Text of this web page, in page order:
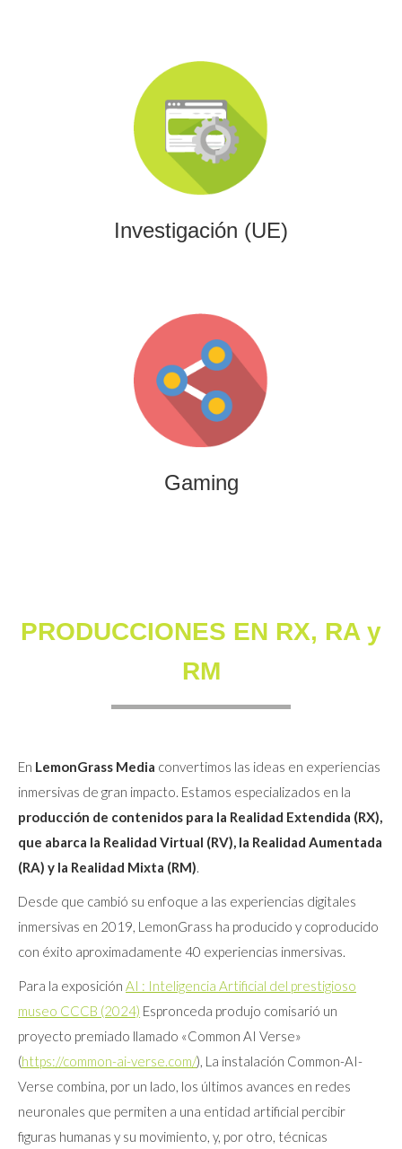
Investigación (UE)
Investigación (UE)
Impulsamos proyectos de I+D+i alineados con programas
europeos, conectando innovación tecnológica con
financiación estratégica.
Gaming
Gaming
Desarrollamos experiencias interactivas y videojuegos
que combinan entretenimiento, innovación y engagement
para marcas y audiencias.
PRODUCCIONES EN RX, RA y
RM
En LemonGrass Media convertimos las ideas en experiencias
inmersivas de gran impacto. Estamos especializados en la
producción de contenidos para la Realidad Extendida (RX),
que abarca la Realidad Virtual (RV), la Realidad Aumentada
(RA) y la Realidad Mixta (RM).
Desde que cambió su enfoque a las experiencias digitales
inmersivas en 2019, LemonGrass ha producido y coproducido
con éxito aproximadamente 40 experiencias inmersivas.
Para la exposición AI : Inteligencia Artificial del prestigioso
museo CCCB (2024) Espronceda produjo comisarió un
proyecto premiado llamado «Common AI Verse»
(https://common-ai-verse.com/), La instalación Common-AI-
Verse combina, por un lado, los últimos avances en redes
neuronales que permiten a una entidad artificial percibir
figuras humanas y su movimiento, y, por otro, técnicas